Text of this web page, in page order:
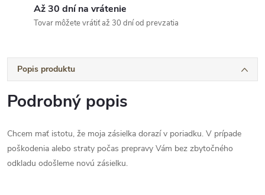
Až 30 dní na vrátenie
Tovar môžete vrátiť až 30 dní od prevzatia
Popis produktu
Podrobný popis
Chcem mať istotu, že moja zásielka dorazí v poriadku. V prípade
poškodenia alebo straty počas prepravy Vám bez zbytočného
odkladu odošleme novú zásielku.